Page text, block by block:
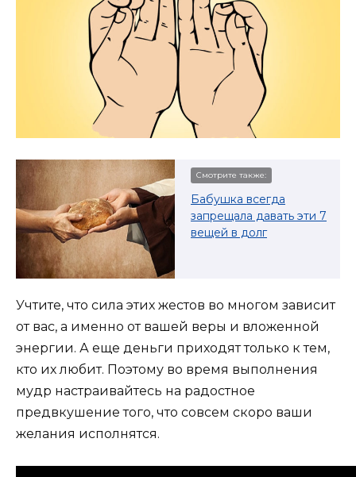
Смотрите также:
Бабушка всегда
запрещала давать эти 7
вещей в долг
Учтите, что сила этих жестов во многом зависит
от вас, а именно от вашей веры и вложенной
энергии. А еще деньги приходят только к тем,
кто их любит. Поэтому во время выполнения
мудр настраивайтесь на радостное
предвкушение того, что совсем скоро ваши
желания исполнятся.